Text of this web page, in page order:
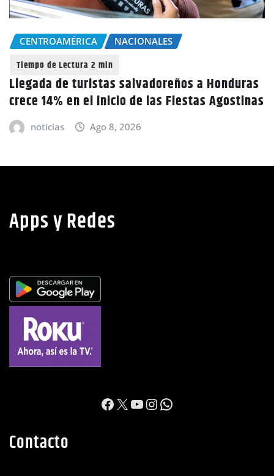
CENTROAMÉRICA NACIONALES
Llegada de turistas salvadoreños a Honduras
crece 14% en el inicio de las Fiestas Agostinas
noticias Ago 8, 2026
Apps y Redes
https://
X YouTube
Instagram
WhatsApp
Contacto